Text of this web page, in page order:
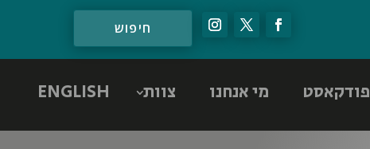
פודקאסט מי אנחנו צוות ENGLISH